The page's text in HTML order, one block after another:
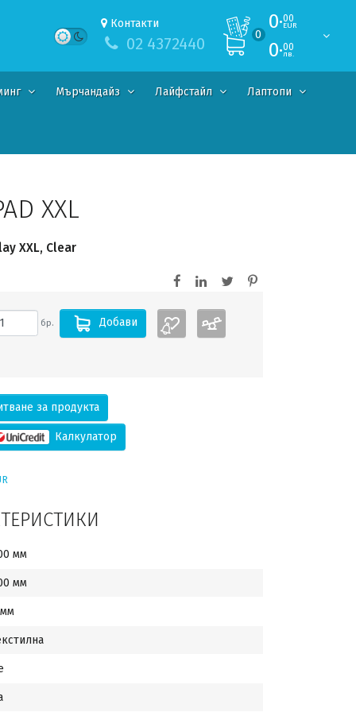
Контакти
02 4372440 0
0·00
EUR
0·00
лв.
Мърчандайз Лайфстайл Лаптопи
XXL
XXL, Clear
бр. Добави
за продукта
Калкулатор
мм
мм